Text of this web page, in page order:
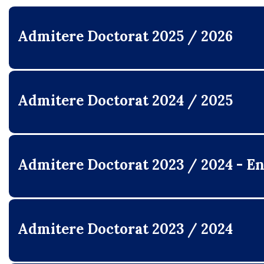
Admitere Doctorat 2025 / 2026
Admitere Doctorat 2024 / 2025
Admitere Doctorat 2023 / 2024 -
Admitere Doctorat 2023 / 2024